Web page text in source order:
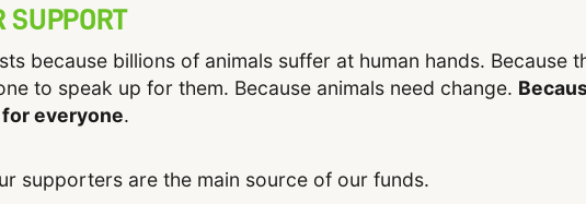
SUPPORT
because billions of animals suffer at human hands. Because
to speak up for them. Because animals need change.
everyone.
supporters are the main source of our funds.